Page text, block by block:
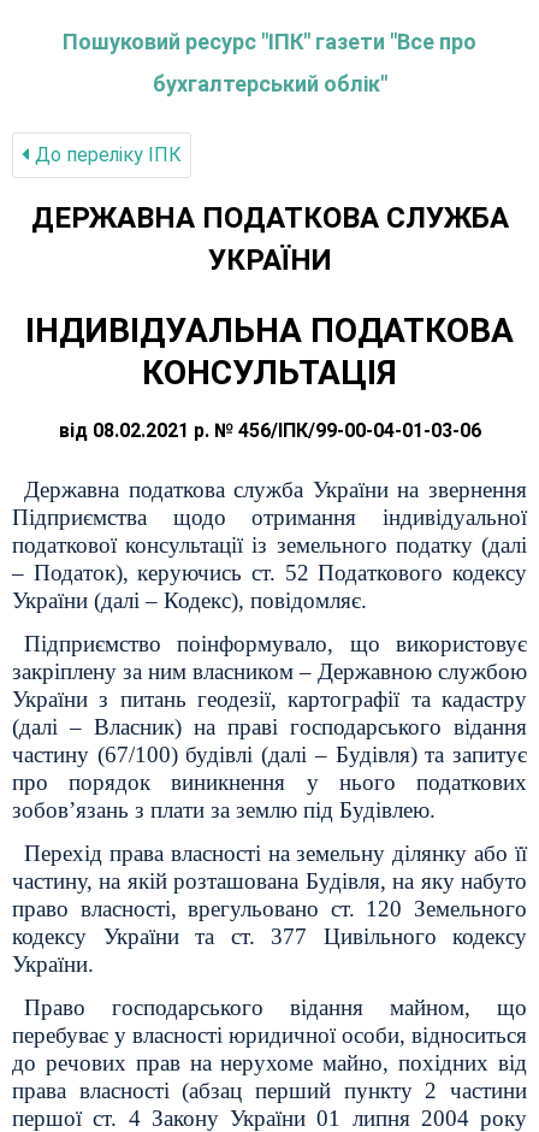
Пошуковий ресурс "ІПК" газети "Все про
бухгалтерський облік"
До переліку IПК
ДЕРЖАВНА ПОДАТКОВА СЛУЖБА
УКРАЇНИ
ІНДИВІДУАЛЬНА ПОДАТКОВА
КОНСУЛЬТАЦІЯ
від 08.02.2021 р. № 456/ІПК/99-00-04-01-03-06
Державна податкова служба України на звернення
Підприємства щодо отримання індивідуальної
податкової консультації із земельного податку (далі
– Податок), керуючись ст. 52 Податкового кодексу
України (далі – Кодекс), повідомляє.
Підприємство поінформувало, що використовує
закріплену за ним власником – Державною службою
України з питань геодезії, картографії та кадастру
(далі – Власник) на праві господарського відання
частину (67/100) будівлі (далі – Будівля) та запитує
про порядок виникнення у нього податкових
зобов’язань з плати за землю під Будівлею.
Перехід права власності на земельну ділянку або її
частину, на якій розташована Будівля, на яку набуто
право власності, врегульовано ст. 120 Земельного
кодексу України та ст. 377 Цивільного кодексу
України.
Право господарського відання майном, що
перебуває у власності юридичної особи, відноситься
до речових прав на нерухоме майно, похідних від
права власності (абзац перший пункту 2 частини
першої ст. 4 Закону України 01 липня 2004 року